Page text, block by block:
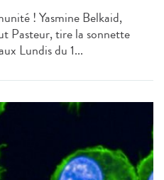
! Yasmine Belkaid,
Pasteur, tire la sonnette
Lundis du 1...